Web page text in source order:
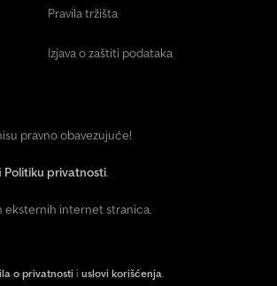
Pravila tržišta
Izjava o zaštiti podataka
pravno obavezujuće!
i Politiku privatnosti.
eksternih internet stranica.
o privatnosti i uslovi korišćenja.